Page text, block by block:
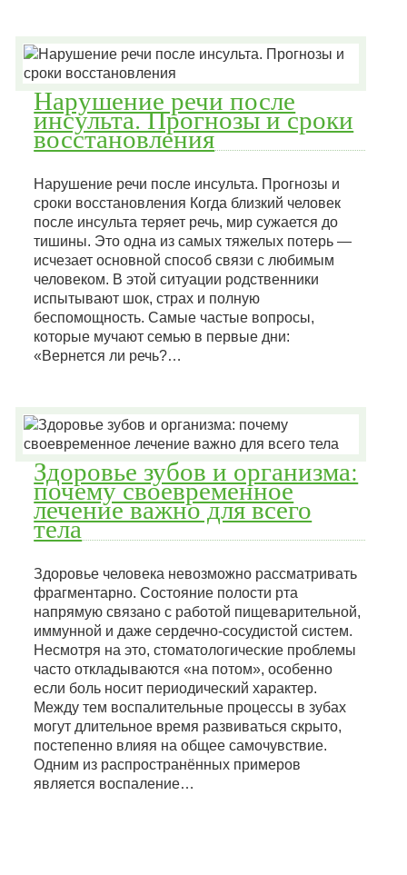
Нарушение речи после
инсульта. Прогнозы и сроки
восстановления
Нарушение речи после инсульта. Прогнозы и
сроки восстановления Когда близкий человек
после инсульта теряет речь, мир сужается до
тишины. Это одна из самых тяжелых потерь —
исчезает основной способ связи с любимым
человеком. В этой ситуации родственники
испытывают шок, страх и полную
беспомощность. Самые частые вопросы,
которые мучают семью в первые дни:
«Вернется ли речь?…
Здоровье зубов и организма:
почему своевременное
лечение важно для всего
тела
Здоровье человека невозможно рассматривать
фрагментарно. Состояние полости рта
напрямую связано с работой пищеварительной,
иммунной и даже сердечно-сосудистой систем.
Несмотря на это, стоматологические проблемы
часто откладываются «на потом», особенно
если боль носит периодический характер.
Между тем воспалительные процессы в зубах
могут длительное время развиваться скрыто,
постепенно влияя на общее самочувствие.
Одним из распространённых примеров
является воспаление…